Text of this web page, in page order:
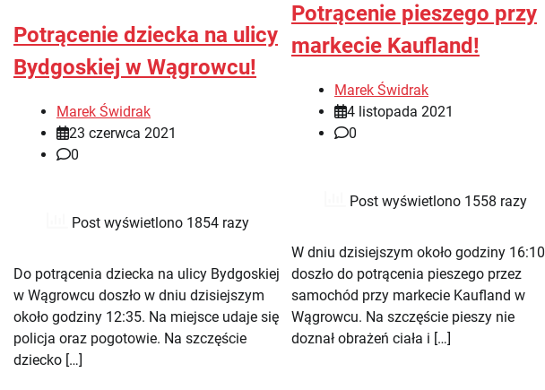
Potrącenie dziecka na ulicy
Bydgoskiej w Wągrowcu!
Marek Świdrak
23 czerwca 2021
0
Post wyświetlono 1854 razy
Do potrącenia dziecka na ulicy Bydgoskiej
w Wągrowcu doszło w dniu dzisiejszym
około godziny 12:35. Na miejsce udaje się
policja oraz pogotowie. Na szczęście
dziecko […]
Potrącenie pieszego przy
markecie Kaufland!
Marek Świdrak
4 listopada 2021
0
Post wyświetlono 1558 razy
W dniu dzisiejszym około godziny 16:10
doszło do potrącenia pieszego przez
samochód przy markecie Kaufland w
Wągrowcu. Na szczęście pieszy nie
doznał obrażeń ciała i […]